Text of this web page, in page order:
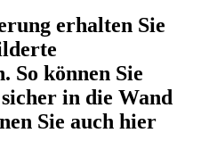
erhalten Sie
So können Sie
in die Wand
Sie auch hier